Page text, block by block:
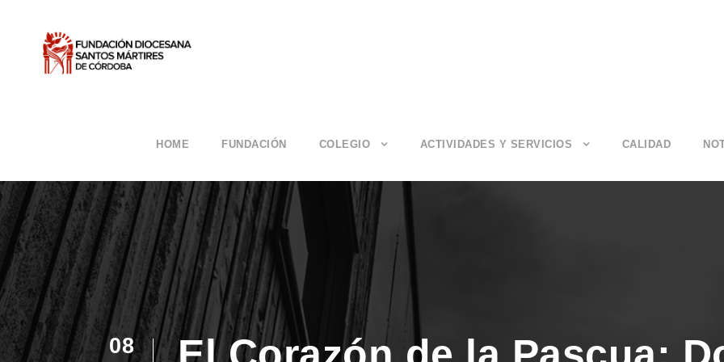
HOME FUNDACIÓN COLEGIO ACTIVIDADES Y SERVICIOS CALIDAD
08